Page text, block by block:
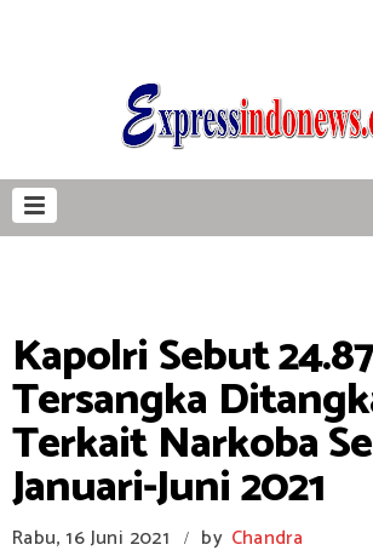
Kapolri Sebut
Tersangka
Terkait Narkoba
Januari-Juni 2021
Rabu, 16 Juni 2021 / by Chandra